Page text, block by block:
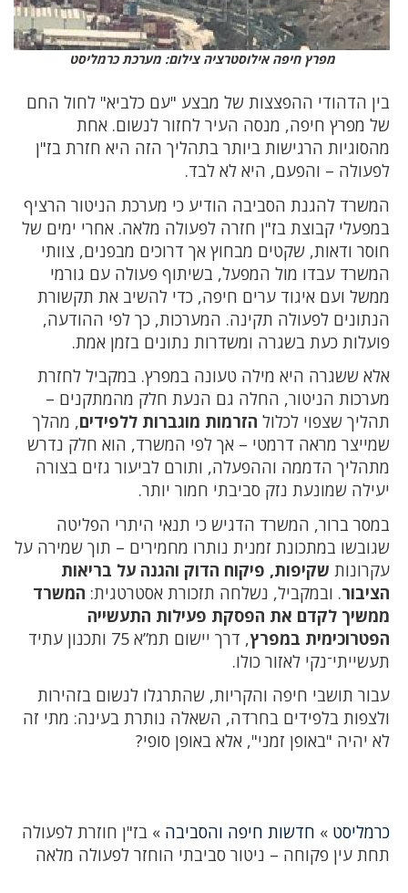
מפרץ חיפה אילוסטרציה צילום: מערכת כרמליסט
בין הדהודי ההפצצות של מבצע "עם כלביא" לחול החם
של מפרץ חיפה, מנסה העיר לחזור לנשום. אחת
מהסוגיות הרגישות ביותר בתהליך הזה היא חזרת בז"ן
לפעולה – והפעם, היא לא לבד.
המשרד להגנת הסביבה הודיע כי מערכת הניטור הרציף
במפעלי קבוצת בז"ן חזרה לפעולה מלאה. אחרי ימים של
חוסר ודאות, שקטים מבחוץ אך דרוכים מבפנים, צוותי
המשרד עבדו מול המפעל, בשיתוף פעולה עם גורמי
ממשל ועם איגוד ערים חיפה, כדי להשיב את תקשורת
הנתונים לפעולה תקינה. המערכות, כך לפי ההודעה,
פועלות כעת בשגרה ומשדרות נתונים בזמן אמת.
אלא ששגרה היא מילה טעונה במפרץ. במקביל לחזרת
מערכות הניטור, החלה גם הנעת חלק מהמתקנים –
תהליך שצפוי לכלול הזרמות מוגברות ללפידים, מהלך
שמייצר מראה דרמטי – אך לפי המשרד, הוא חלק נדרש
מתהליך הדממה וההפעלה, ותורם לביעור גזים בצורה
יעילה שמונעת נזק סביבתי חמור יותר.
במסר ברור, המשרד הדגיש כי תנאי היתרי הפליטה
שגובשו במתכונת זמנית נותרו מחמירים – תוך שמירה על
עקרונות שקיפות, פיקוח הדוק והגנה על בריאות
הציבור. ובמקביל, נשלחה תזכורת אסטרטגית: המשרד
ממשיך לקדם את הפסקת פעילות התעשייה
הפטרוכימית במפרץ
, דרך יישום תמ”א 75 ותכנון עתיד
תעשייתי־נקי לאזור כולו.
עבור תושבי חיפה והקריות, שהתרגלו לנשום בזהירות
ולצפות בלפידים בחרדה, השאלה נותרת בעינה: מתי זה
לא יהיה "באופן זמני", אלא באופן סופי?
כרמליסט » חדשות חיפה והסביבה » בז"ן חוזרת לפעולה
תחת עין פקוחה – ניטור סביבתי הוחזר לפעולה מלאה